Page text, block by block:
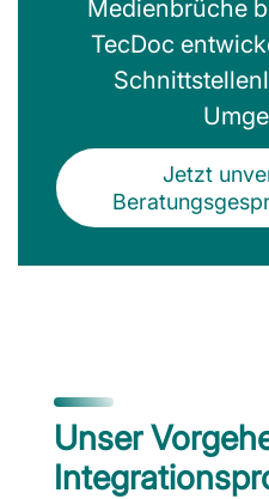
Medienbrüche
TecDoc
Jetzt
Unser